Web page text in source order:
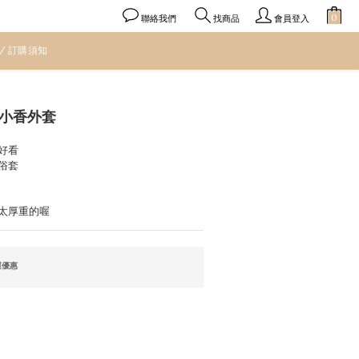
聯絡我們 找商品 會員登入
訂購須知
香外套
看
套
厚重的喔
惠